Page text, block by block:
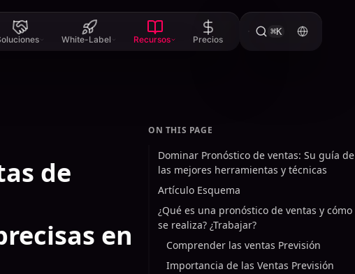
White-Label Recursos Precios
⌘K
de
en
ON THIS PAGE
Dominar Pronóstico de ventas: Su guía de
las mejores herramientas y técnicas
Artículo Esquema
¿Qué es una pronóstico de ventas y cómo
se realiza? ¿Trabajar?
Comprender las ventas Previsión
Importancia de las Ventas Previsión